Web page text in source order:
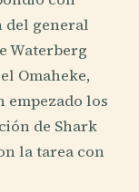
del general
Waterberg
Omaheke,
empezado los
de Shark
la tarea con